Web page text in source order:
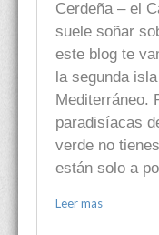
Cerdeña – el
suele soñar
este blog te
la segunda
Mediterráneo.
paradisíacas
verde no
están solo a
Leer mas